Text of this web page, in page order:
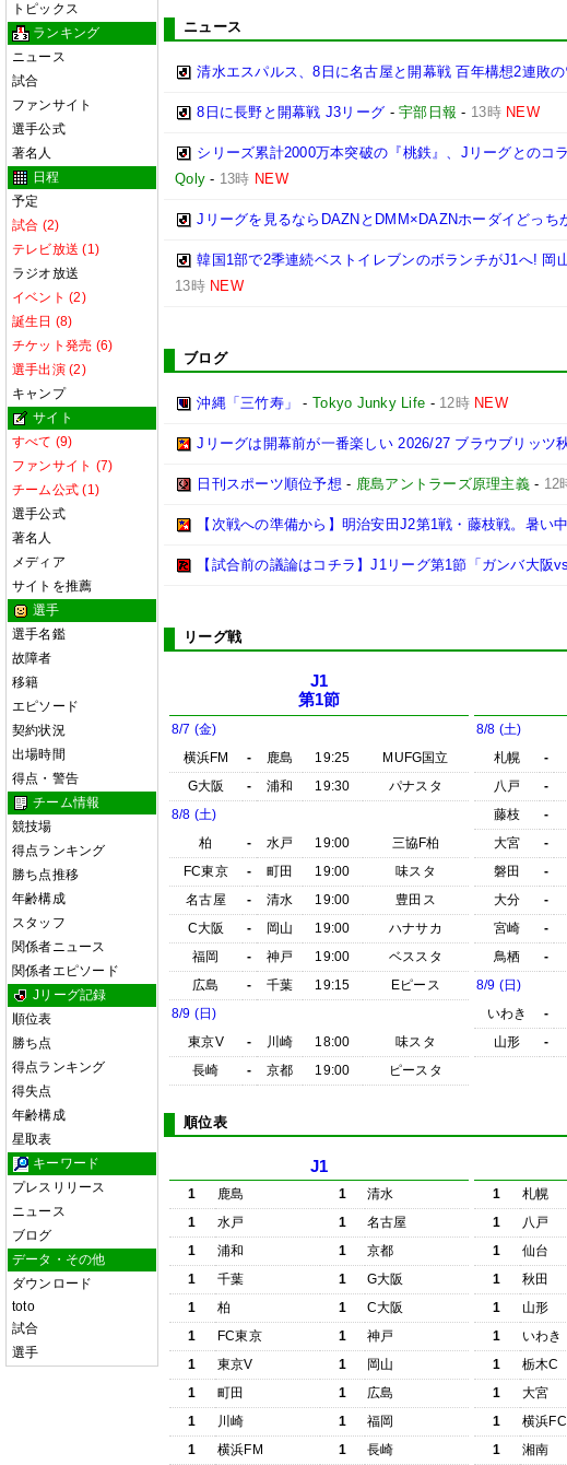
トピックス
ランキング
ニュース
試合
ファンサイト
選手公式
著名人
日程
予定
試合 (2)
テレビ放送 (1)
ラジオ放送
イベント (2)
誕生日 (8)
チケット発売 (6)
選手出演 (2)
キャンプ
サイト
すべて (9)
ファンサイト (7)
チーム公式 (1)
選手公式
著名人
メディア
サイトを推薦
選手
選手名鑑
故障者
移籍
エピソード
契約状況
出場時間
得点・警告
チーム情報
競技場
得点ランキング
勝ち点推移
年齢構成
スタッフ
関係者ニュース
関係者エピソード
Jリーグ記録
順位表
勝ち点
得点ランキング
得失点
年齢構成
星取表
キーワード
プレスリリース
ニュース
ブログ
データ・その他
ダウンロード
toto
試合
選手
ニュース
清水エスパルス、8日に名古屋と開幕戦 百年構想2連敗
8日に長野と開幕戦 J3リーグ -宇部日報 - 13時 NEW
シリーズ累計2000万本突破の『桃鉄』、Jリーグとのコ
Qoly - 13時 NEW
Jリーグを見るならDAZNとDMM×DAZNホーダイどっち
韓国1部で2季連続ベストイレブンのボランチがJ1へ! 岡
13時 NEW
ブログ
沖縄「三竹寿」 - Tokyo Junky Life - 12時 NEW
Jリーグは開幕前が一番楽しい 2026/27 ブラウブリッツ
日刊スポーツ順位予想 - 鹿島アントラーズ原理主義- 12
【次戦への準備から】明治安田J2第1戦・藤枝戦。暑
【試合前の議論はコチラ】J1リーグ第1節「ガンバ大阪
リーグ戦
J1
第1節
8/7 (金)
横浜FM
- 鹿島 19:25
MUFG国立
G大阪
- 浦和 19:30
パナスタ
8/8 (土)
柏
- 水戸 19:00
三協F柏
FC東京
- 町田 19:00
味スタ
名古屋
- 清水 19:00
豊田ス
C大阪
- 岡山 19:00
ハナサカ
福岡
- 神戸 19:00
ベススタ
広島
- 千葉 19:15
Eピース
8/9 (日)
東京V
- 川崎 18:00
味スタ
長崎
- 京都 19:00 ピースタ
8/8 (土)
札幌
-
八戸
-
藤枝
-
大宮
-
磐田
-
大分
-
宮崎
-
鳥栖
-
8/9 (日)
いわき
-
山形
-
順位表
J1
1 鹿島 1
清水
1
水戸 1
名古屋
1
浦和 1
京都
1
千葉 1
G大阪
1
柏 1
C大阪
1
FC東京 1
神戸
1
東京V 1
岡山
1
町田 1
広島
1
川崎 1
福岡
1
横浜FM 1 長崎
1 札幌
1
八戸
1
仙台
1
秋田
1
山形
1
いわき
1
栃木C
1
大宮
1
横浜FC
1
湘南